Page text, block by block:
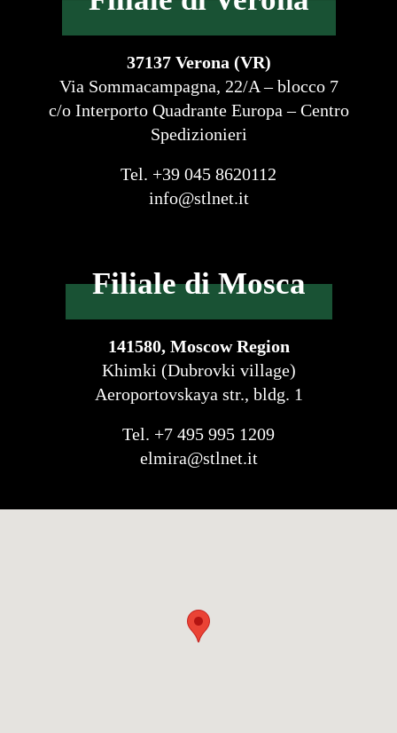
37137 Verona (VR)
Via Sommacampagna, 22/A – blocco 7
c/o Interporto Quadrante Europa – Centro
Spedizionieri
Tel. +39 045 8620112
info@stlnet.it
Filiale di Mosca
141580, Moscow Region
Khimki (Dubrovki village)
Aeroportovskaya str., bldg. 1
Tel. +7 495 995 1209
elmira@stlnet.it